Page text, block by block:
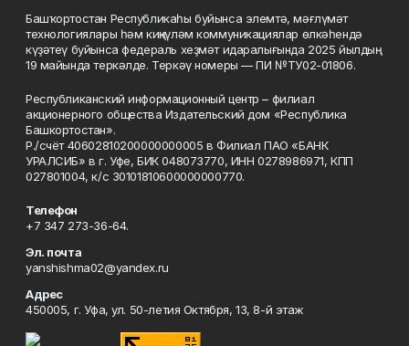
Башҡортостан Республикаһы буйынса элемтә, мәғлүмәт
технологиялары һәм киңкүләм коммуникациялар өлкәһендә
күҙәтеү буйынса федераль хеҙмәт идаралығында 2025 йылдың
19 майында теркәлде. Теркәү номеры — ПИ №ТУ02-01806.
Республиканский информационный центр – филиал
акционерного общества Издательский дом «Республика
Башкортостан».
Р./счёт 40602810200000000005 в Филиал ПАО «БАНК
УРАЛСИБ» в г. Уфе, БИК 048073770, ИНН 0278986971, КПП
027801004, к/с 30101810600000000770.
Телефон
+7 347 273-36-64.
Эл. почта
yanshishma02@yandex.ru
Адрес
450005, г. Уфа, ул. 50-летия Октября, 13, 8-й этаж